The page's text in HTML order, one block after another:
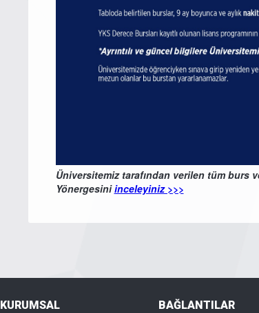
Üniversitemiz tarafından verilen tüm burs
Yönergesiniinceleyiniz >>>
KURUMSAL BAĞLANTILAR